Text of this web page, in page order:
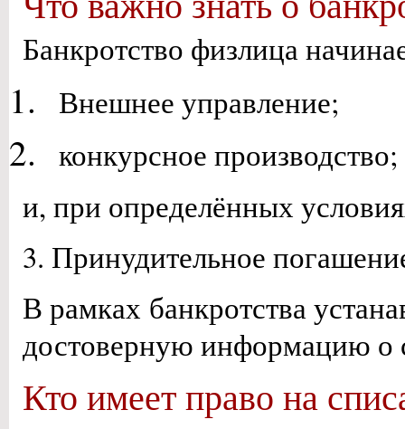
Банкротство физлица
Внешнее управление;
конкурсное производство;
и, при определённых
3. Принудительное
В рамках банкротства
достоверную информацию о
Кто имеет право на